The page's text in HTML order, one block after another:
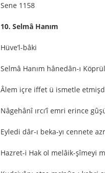
Sene 1158
10. Selmâ Hanım
Hüve’l-bâki
Selmâ Hanım hânedân-ı
Âlem içre iffet ü ismetle
Nâgehânî ırcı’î emri erince
Eyledi dâr-ı beka-yı cennete
Hazret-i Hak ol melâik-şîmeyi